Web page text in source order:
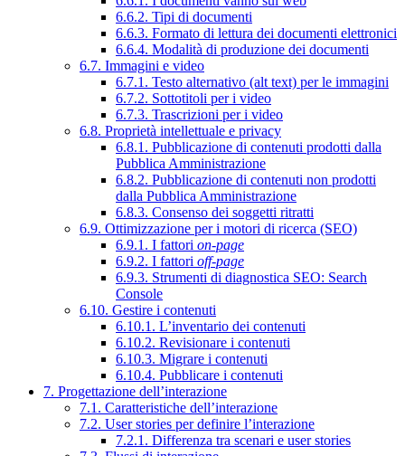
6.6.2. Tipi di documenti
6.6.3. Formato di lettura dei documenti elettronici
6.6.4. Modalità di produzione dei documenti
6.7. Immagini e video
6.7.1. Testo alternativo (alt text) per le immagini
6.7.2. Sottotitoli per i video
6.7.3. Trascrizioni per i video
6.8. Proprietà intellettuale e privacy
6.8.1. Pubblicazione di contenuti prodotti dalla
Pubblica Amministrazione
6.8.2. Pubblicazione di contenuti non prodotti
dalla Pubblica Amministrazione
6.8.3. Consenso dei soggetti ritratti
6.9. Ottimizzazione per i motori di ricerca (SEO)
6.9.1. I fattori on-page
6.9.2. I fattori off-page
6.9.3. Strumenti di diagnostica SEO: Search
Console
6.10. Gestire i contenuti
6.10.1. L’inventario dei contenuti
6.10.2. Revisionare i contenuti
6.10.3. Migrare i contenuti
6.10.4. Pubblicare i contenuti
7. Progettazione dell’interazione
7.1. Caratteristiche dell’interazione
7.2. User stories per definire l’interazione
7.2.1. Differenza tra scenari e user stories